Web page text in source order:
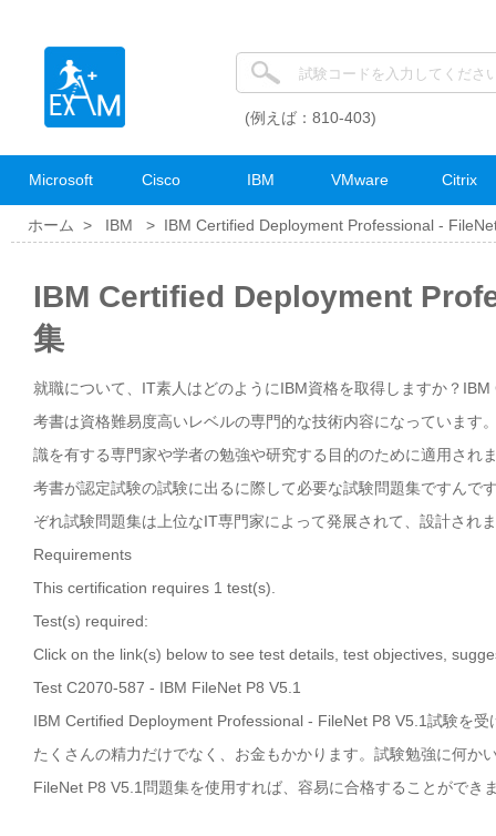
(例えば：810-403)
Microsoft Cisco IBM VMware Citrix
ホーム > IBM > IBM Certified Deployment Professional -
IBM Certified Deployment
集
就職について、IT素人はどのようにIBM資格を取得しますか？
考書は資格難易度高いレベルの専門的な技術内容になっていま
識を有する専門家や学者の勉強や研究する目的のために適用さ
考書が認定試験の試験に出るに際して必要な試験問題集ですん
ぞれ試験問題集は上位なIT専門家によって発展されて、設計され
Requirements
This certification requires 1 test(s).
Test(s) required:
Click on the link(s) below to see test details, test objectives,
Test C2070-587 - IBM FileNet P8 V5.1
IBM Certified Deployment Professional - FileNet P8 V5.1試験を
たくさんの精力だけでなく、お金もかかります。試験勉強に何
FileNet P8 V5.1問題集を使用すれば、容易に合格することができ